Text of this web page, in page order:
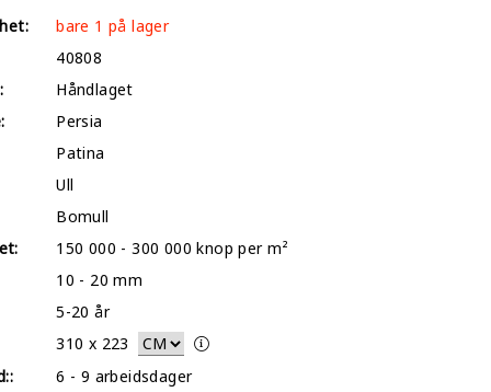
bare 1 på lager
40808
Håndlaget
Persia
Patina
Ull
Bomull
150 000 - 300 000 knop per m²
10 - 20 mm
5-20 år
310 x 223
6 - 9 arbeidsdager